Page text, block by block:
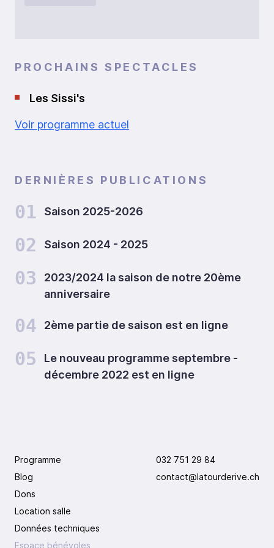
PROCHAINS SPECTACLES
Les Sissi's
Voir programme actuel
DERNIÈRES PUBLICATIONS
01 Saison 2025-2026
02 Saison 2024 - 2025
03
2023/2024 la saison de notre 20ème
anniversaire
04 2ème partie de saison est en ligne
05
Le nouveau programme septembre -
décembre 2022 est en ligne
Programme
Blog
Dons
Location salle
Données techniques
Espace bénévoles
032 751 29 84
contact@latourderive.ch